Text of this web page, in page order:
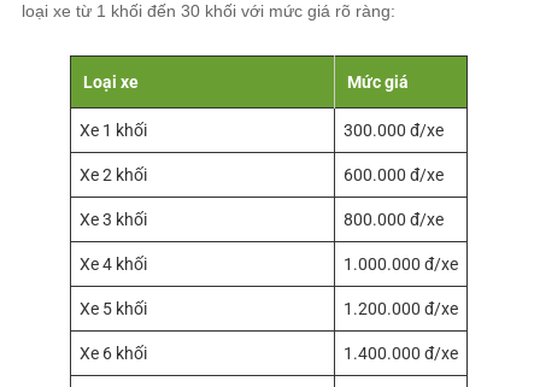
loại xe từ 1 khối đến 30 khối với mức giá rõ ràng:
Loại xe Mức giá
Xe 1 khối 300.000 đ/xe
Xe 2 khối 600.000 đ/xe
Xe 3 khối 800.000 đ/xe
Xe 4 khối 1.000.000 đ/xe
Xe 5 khối 1.200.000 đ/xe
Xe 6 khối 1.400.000 đ/xe